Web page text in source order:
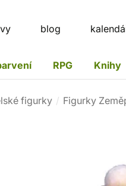
blog
RPG Knihy
figurky Figurky